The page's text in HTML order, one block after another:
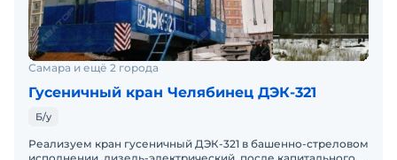
Самара и ещё 2 города
Гусеничный кран Челябинец ДЭК-321
Б/у
Реализуем кран гусеничный ДЭК-321 в башенно-стреловом